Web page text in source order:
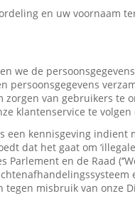
en uw voornaam
we de
persoonsgegevens
van gebruikers te
klantenservice te
een kennisgeving indient
dat het gaat om
en de Raad
misbruik van onze